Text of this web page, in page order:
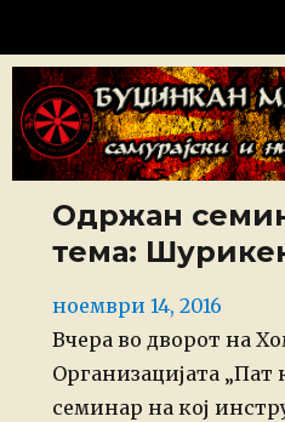
Буџинкан
Одржан
тема:
Posted
on
ноември 14, 2016
Вчера во дворот на
Организацијата
семинар на кој